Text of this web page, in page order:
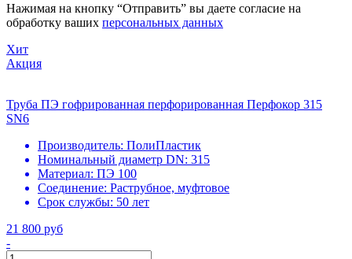
Нажимая на кнопку “Отправить” вы даете согласие на
обработку ваших персональных данных
Хит
Акция
Труба ПЭ гофрированная перфорированная Перфокор 315
SN6
Производитель: ПолиПластик
Номинальный диаметр DN: 315
Материал: ПЭ 100
Соединение: Раструбное, муфтовое
Срок службы: 50 лет
21 800 руб
-